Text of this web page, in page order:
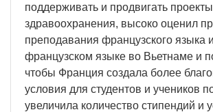
поддерживать и продвигать
здравоохранения, высоко оценил
преподавания французского языка
французском языке во Вьетнаме и
чтобы Франция создала более
условия для студентов и учеников
увеличила количество стипендий и